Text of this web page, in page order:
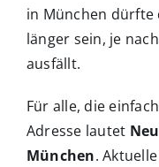
in München dürfte
länger sein, je
ausfällt.
Für alle, die
Adresse lautet
München.